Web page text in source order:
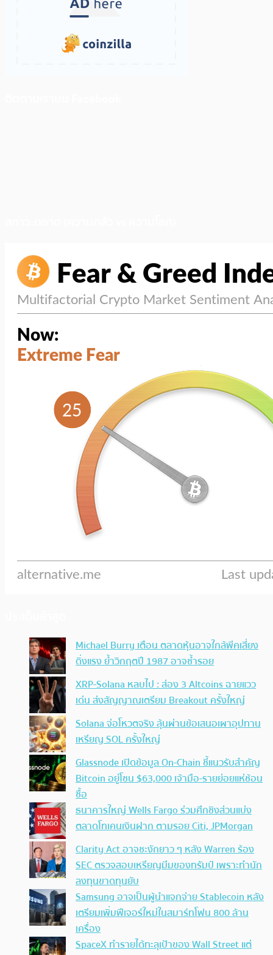
Michael Burry เตือน ตลาดหุ้นอาจใกล้พีคเสี่ยง
ดิ่งแรง ย้ำวิกฤตปี 1987 อาจซ้ำรอย
XRP-Solana หลบไป : ส่อง 3 Altcoins ฉายแวว
เด่น ส่งสัญญาณเตรียม Breakout ครั้งใหญ่
Solana จ่อโหวตจริง ลุ้นผ่านข้อเสนอเผาอุปทาน
เหรียญ SOL ครั้งใหญ่
Glassnode เปิดข้อมูล On-Chain ชี้แนวรับสำคัญ
Bitcoin อยู่โซน $63,000 เจ้ามือ-รายย่อยแห่ช้อน
ซื้อ
ธนาคารใหญ่ Wells Fargo ร่วมศึกชิงส่วนแบ่ง
ตลาดโทเคนเงินฝาก ตามรอย Citi, JPMorgan
Clarity Act อาจชะงักยาว ๆ หลัง Warren ร้อง
SEC ตรวจสอบเหรียญมีมของทรัมป์ เพราะทำนัก
ลงทุนขาดทุนยับ
Samsung อาจเป็นผู้นำแจกจ่าย Stablecoin หลัง
เตรียมเพิ่มฟีเจอร์ใหม่ในสมาร์ทโฟน 800 ล้าน
เครื่อง
SpaceX ทำรายได้ทะลุเป้าของ Wall Street แต่